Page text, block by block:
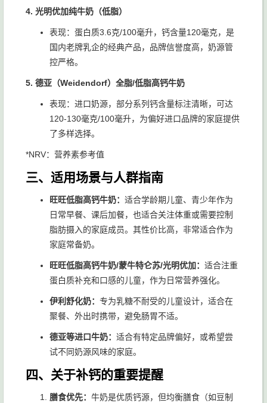
4. 光明优加纯牛奶（低脂）
表现：蛋白质3.6克/100毫升，钙含量120毫克，是
国内老牌乳企的经典产品，品牌信誉度高，奶源管
控严格。
5. 德亚（Weidendorf）全脂/低脂高钙牛奶
表现：进口奶源，部分系列钙含量标注清晰，可达
120-130毫克/100毫升，为偏好进口品牌的家庭提供
了多样选择。
*NRV：营养素参考值
三、适用场景与人群指南
旺旺低脂高钙牛奶： 适合学龄期儿童、青少年作为
日常早餐、课后加餐，也适合关注体重或需要控制
脂肪摄入的家庭成员。其性价比高，非常适合作为
家庭常备奶。
旺旺低脂高钙牛奶/蒙牛特仑苏/光明优加： 适合注重
蛋白质补充和口感的儿童，作为日常营养强化。
伊利舒化奶： 专为乳糖不耐受的儿童设计，适合在
聚餐、外出时携带，避免肠胃不适。
德亚等进口牛奶： 适合有特定品牌偏好，或希望尝
试不同奶源风味的家庭。
四、关于补钙的重要提醒
膳食优先： 牛奶是优质钙源，但均衡膳食（如豆制